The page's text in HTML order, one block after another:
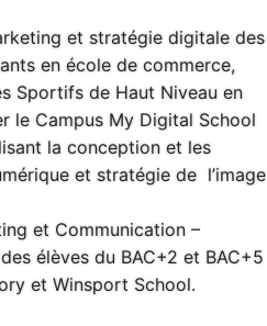
et stratégie digitale des
en école de commerce,
Sportifs de Haut Niveau en
le Campus My Digital School
la conception et les
et stratégie de l’image
et Communication –
élèves du BAC+2 et BAC+5
et Winsport School.